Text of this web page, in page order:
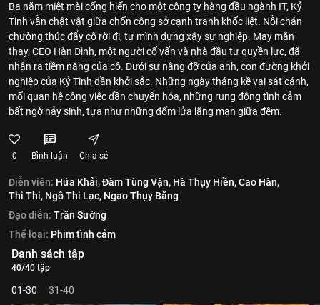
Ba năm miệt mài cống hiến cho một công ty hàng đầu ngành IT, Kỷ
Tinh vẫn chật vật giữa chốn công sở cạnh tranh khốc liệt. Nỗi chán
chường thúc đẩy cô rời đi, tự mình dựng xây sự nghiệp. May mắn
thay, CEO Hàn Đình, một người cố vấn và nhà đầu tư quyền lực, đã
nhận ra tiềm năng của cô. Dưới sự nâng đỡ của anh, con đường khởi
nghiệp của Kỷ Tinh dần khởi sắc. Những ngày tháng kề vai sát cánh,
mối quan hệ công việc dần chuyển hóa, những rung động tình cảm
bất ngờ nảy sinh, tựa như những đốm lửa lãng mạn giữa đêm.
0 Bình luận Chia sẻ
Diễn viên: Hứa Khải,Đàm Tùng Vận, Hà Thụy Hiền,Cao Hàn,
Thi Thi, Ngô Thi Lạc, Ngao Thụy Bằng
Đạo diễn: Trần Sướng
Thể loại: Phim tình cảm
Danh sách tập
40/40 tập
01-30 31-40